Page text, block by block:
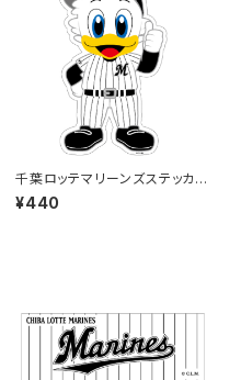
千葉ロッテマリーンズステッカー
13
¥440